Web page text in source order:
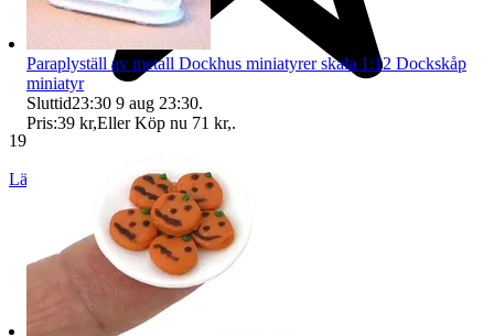
19 270 omdömen
Läs omdömen Följ
Paraplyställ av metall Dockhus miniatyrer skala 1:12 Dockskåp
miniatyr
Sluttid23:30 9 aug 23:30.
Pris:39 kr,Eller Köp nu 71 kr,.